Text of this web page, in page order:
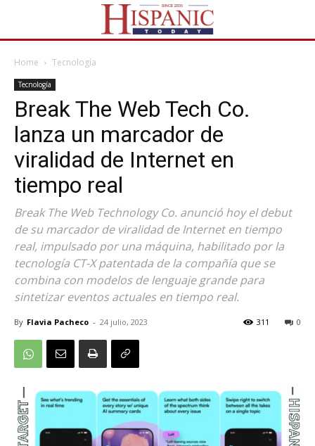
Home Tecnología
Tecnología
Break The Web Tech Co.
lanza un marcador de
viralidad de Internet en
tiempo real
Break The Web Technology Co. anunció hoy el debut
de su marcador de viralidad de Internet en tiempo
real, impulsado por una máquina, habilitado por la
tecnología CT-X patentada de la compañía que se
combina con modelos de lenguaje grande para
sintetizar eventos actuales en tiempo real.
By Flavia Pacheco - 24 julio, 2023 0
311